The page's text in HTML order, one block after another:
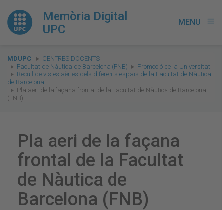
Memòria Digital
UPC
MENU menu
You
are
here:
MDUPC
CENTRES DOCENTS
Facultat de Nàutica de Barcelona (FNB)
Promoció de la Universitat
Recull de vistes aèries dels diferents espais de la Facultat de Nàutica
de Barcelona
Pla aeri de la façana frontal de la Facultat de Nàutica de Barcelona
(FNB)
Pla aeri de la façana
frontal de la Facultat
de Nàutica de
Barcelona (FNB)